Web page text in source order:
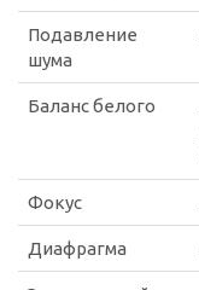
Подавление
шума
Баланс белого
Фокус
Диафрагма